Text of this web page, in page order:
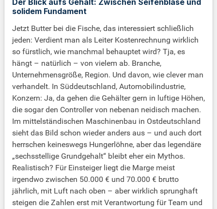
Der Blick aufs Gehalt: Zwischen Seifenblase und
solidem Fundament
Jetzt Butter bei die Fische, das interessiert schließlich
jeden: Verdient man als Leiter Kostenrechnung wirklich
so fürstlich, wie manchmal behauptet wird? Tja, es
hängt – natürlich – von vielem ab. Branche,
Unternehmensgröße, Region. Und davon, wie clever man
verhandelt. In Süddeutschland, Automobilindustrie,
Konzern: Ja, da gehen die Gehälter gern in luftige Höhen,
die sogar den Controller von nebenan neidisch machen.
Im mittelständischen Maschinenbau in Ostdeutschland
sieht das Bild schon wieder anders aus – und auch dort
herrschen keineswegs Hungerlöhne, aber das legendäre
„sechsstellige Grundgehalt“ bleibt eher ein Mythos.
Realistisch? Für Einsteiger liegt die Marge meist
irgendwo zwischen 50.000 € und 70.000 € brutto
jährlich, mit Luft nach oben – aber wirklich sprunghaft
steigen die Zahlen erst mit Verantwortung für Team und